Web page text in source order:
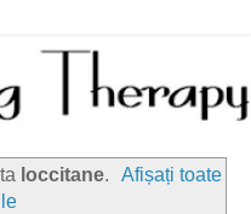
loccitane.
Afișați toate